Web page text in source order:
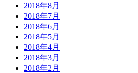
2018年8月
2018年7月
2018年6月
2018年5月
2018年4月
2018年3月
2018年2月